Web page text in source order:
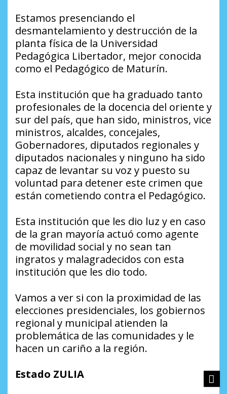
Estamos presenciando el
desmantelamiento y destrucción de la
planta física de la Universidad
Pedagógica Libertador, mejor conocida
como el Pedagógico de Maturín.
Esta institución que ha graduado tanto
profesionales de la docencia del oriente y
sur del país, que han sido, ministros, vice
ministros, alcaldes, concejales,
Gobernadores, diputados regionales y
diputados nacionales y ninguno ha sido
capaz de levantar su voz y puesto su
voluntad para detener este crimen que
están cometiendo contra el Pedagógico.
Esta institución que les dio luz y en caso
de la gran mayoría actuó como agente
de movilidad social y no sean tan
ingratos y malagradecidos con esta
institución que les dio todo.
Vamos a ver si con la proximidad de las
elecciones presidenciales, los gobiernos
regional y municipal atienden la
problemática de las comunidades y le
hacen un cariño a la región.
Estado ZULIA